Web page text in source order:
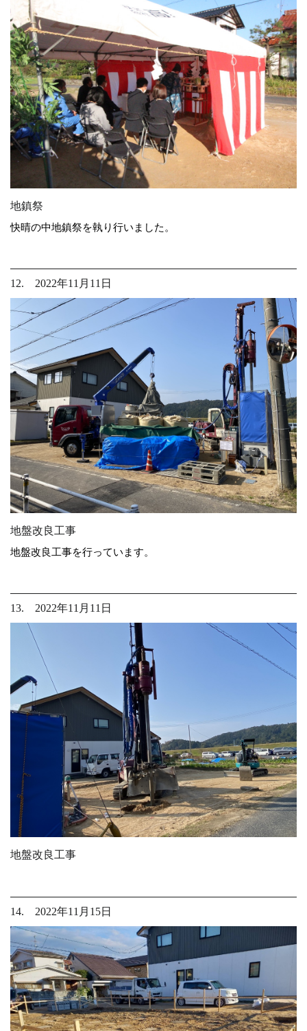
地鎮祭
快晴の中地鎮祭を執り行いました。
12. 2022年11月11日
地盤改良工事
地盤改良工事を行っています。
13. 2022年11月11日
地盤改良工事
14. 2022年11月15日